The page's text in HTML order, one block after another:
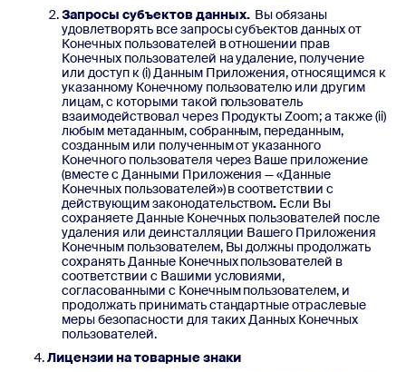
Запросы субъектов данных. Вы обязаны
удовлетворять все запросы субъектов данных от
Конечных пользователей в отношении прав
Конечных пользователей на удаление, получение
или доступ к (i) Данным Приложения, относящимся к
указанному Конечному пользователю или другим
лицам, с которыми такой пользователь
взаимодействовал через Продукты Zoom; а также (ii)
любым метаданным, собранным, переданным,
созданным или полученным от указанного
Конечного пользователя через Ваше приложение
(вместе с Данными Приложения — «Данные
Конечных пользователей») в соответствии с
действующим законодательством. Если Вы
сохраняете Данные Конечных пользователей после
удаления или деинсталляции Вашего Приложения
Конечным пользователем, Вы должны продолжать
сохранять Данные Конечных пользователей в
соответствии с Вашими условиями,
согласованными с Конечным пользователем, и
продолжать принимать стандартные отраслевые
меры безопасности для таких Данных Конечных
пользователей.
Лицензии на товарные знаки